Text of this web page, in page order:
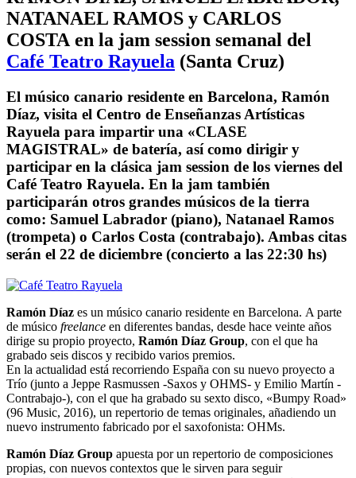
NATANAEL RAMOS y CARLOS
COSTA en la jam session semanal del
Café Teatro Rayuela (Santa Cruz)
El músico canario residente en Barcelona, Ramón
Díaz, visita el Centro de Enseñanzas Artísticas
Rayuela para impartir una «CLASE
MAGISTRAL» de batería, así como dirigir y
participar en la clásica jam session de los viernes del
Café Teatro Rayuela. En la jam también
participarán otros grandes músicos de la tierra
como: Samuel Labrador (piano), Natanael Ramos
(trompeta) o Carlos Costa (contrabajo). Ambas citas
serán el 22 de diciembre (concierto a las 22:30 hs)
Ramón Díaz es un músico canario residente en Barcelona. A parte
de músico freelance en diferentes bandas, desde hace veinte años
dirige su propio proyecto, Ramón Díaz Group, con el que ha
grabado seis discos y recibido varios premios.
En la actualidad está recorriendo España con su nuevo proyecto a
Trío (junto a Jeppe Rasmussen -Saxos y OHMS- y Emilio Martín -
Contrabajo-), con el que ha grabado su sexto disco, «Bumpy Road»
(96 Music, 2016), un repertorio de temas originales, añadiendo un
nuevo instrumento fabricado por el saxofonista: OHMs.
Ramón Díaz Group apuesta por un repertorio de composiciones
propias, con nuevos contextos que le sirven para seguir